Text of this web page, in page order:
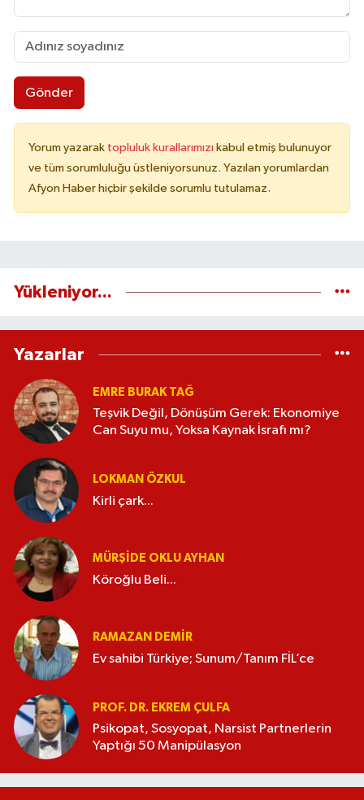
Gönder
Yorum yazarak topluluk kurallarımızı kabul etmiş bulunuyor
ve tüm sorumluluğu üstleniyorsunuz. Yazılan yorumlardan
Afyon Haber hiçbir şekilde sorumlu tutulamaz.
Yükleniyor...
Yazarlar
EMRE BURAK TAĞ
Teşvik Değil, Dönüşüm Gerek: Ekonomiye
Can Suyu mu, Yoksa Kaynak İsrafı mı?
LOKMAN ÖZKUL
Kirli çark...
MÜRŞIDE OKLU AYHAN
Köroğlu Beli...
RAMAZAN DEMİR
Ev sahibi Türkiye; Sunum/Tanım FİL’ce
PROF. DR. EKREM ÇULFA
Psikopat, Sosyopat, Narsist Partnerlerin
Yaptığı 50 Manipülasyon